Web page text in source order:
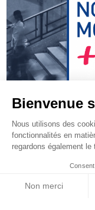
Bienvenue
Nous utilisons des
fonctionnalités en
regardons également
Non merci